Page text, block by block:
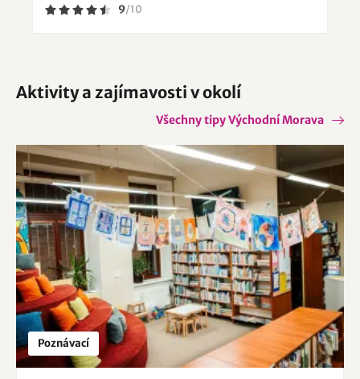
9/10
Aktivity a zajímavosti v okolí
Všechny tipy Východní Morava
Poznávací